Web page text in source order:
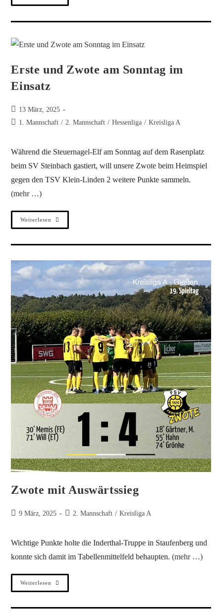
Erste und Zwote am Sonntag im
Einsatz
13 März, 2025
1. Mannschaft / 2. Mannschaft / Hessenliga / Kreisliga A
Während die Steuernagel-Elf am Sonntag auf dem Rasenplatz
beim SV Steinbach gastiert, will unsere Zwote beim Heimspiel
gegen den TSV Klein-Linden 2 weitere Punkte sammeln.
(mehr …)
Weiterlesen
Zwote mit Auswärtssieg
9 März, 2025 2. Mannschaft / Kreisliga A
Wichtige Punkte holte die Inderthal-Truppe in Staufenberg und
konnte sich damit im Tabellenmittelfeld behaupten.(mehr …)
Weiterlesen